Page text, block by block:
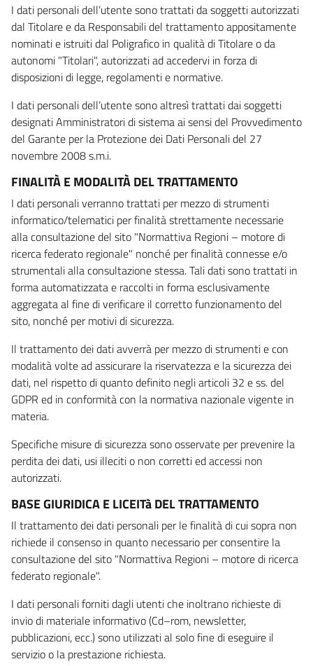
I dati personali dell’utente sono trattati da soggetti autorizzati
dal Titolare e da Responsabili del trattamento appositamente
nominati e istruiti dal Poligrafico in qualità di Titolare o da
autonomi "Titolari", autorizzati ad accedervi in forza di
disposizioni di legge, regolamenti e normative.
I dati personali dell’utente sono altresì trattati dai soggetti
designati Amministratori di sistema ai sensi del Provvedimento
del Garante per la Protezione dei Dati Personali del 27
novembre 2008 s.m.i.
FINALITÀ E MODALITÀ DEL TRATTAMENTO
I dati personali verranno trattati per mezzo di strumenti
informatico/telematici per finalità strettamente necessarie
alla consultazione del sito "Normattiva Regioni – motore di
ricerca federato regionale" nonché per finalità connesse e/o
strumentali alla consultazione stessa. Tali dati sono trattati in
forma automatizzata e raccolti in forma esclusivamente
aggregata al fine di verificare il corretto funzionamento del
sito, nonché per motivi di sicurezza.
Il trattamento dei dati avverrà per mezzo di strumenti e con
modalità volte ad assicurare la riservatezza e la sicurezza dei
dati, nel rispetto di quanto definito negli articoli 32 e ss. del
GDPR ed in conformità con la normativa nazionale vigente in
materia.
Specifiche misure di sicurezza sono osservate per prevenire la
perdita dei dati, usi illeciti o non corretti ed accessi non
autorizzati.
BASE GIURIDICA E LICEITà DEL TRATTAMENTO
Il trattamento dei dati personali per le finalità di cui sopra non
richiede il consenso in quanto necessario per consentire la
consultazione del sito "Normattiva Regioni – motore di ricerca
federato regionale".
I dati personali forniti dagli utenti che inoltrano richieste di
invio di materiale informativo (Cd–rom, newsletter,
pubblicazioni, ecc.) sono utilizzati al solo fine di eseguire il
servizio o la prestazione richiesta.